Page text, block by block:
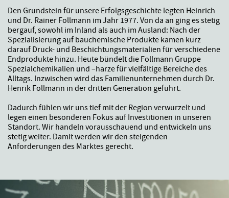
Den Grundstein für unsere Erfolgsgeschichte legten Heinrich
und Dr. Rainer Follmann im Jahr 1977. Von da an ging es stetig
bergauf, sowohl im Inland als auch im Ausland: Nach der
Spezialisierung auf bauchemische Produkte kamen kurz
darauf Druck- und Beschichtungsmaterialien für verschiedene
Endprodukte hinzu. Heute bündelt die Follmann Gruppe
Spezialchemikalien und –harze für vielfältige Bereiche des
Alltags. Inzwischen wird das Familienunternehmen durch Dr.
Henrik Follmann in der dritten Generation geführt.
Dadurch fühlen wir uns tief mit der Region verwurzelt und
legen einen besonderen Fokus auf Investitionen in unseren
Standort. Wir handeln vorausschauend und entwickeln uns
stetig weiter. Damit werden wir den steigenden
Anforderungen des Marktes gerecht.